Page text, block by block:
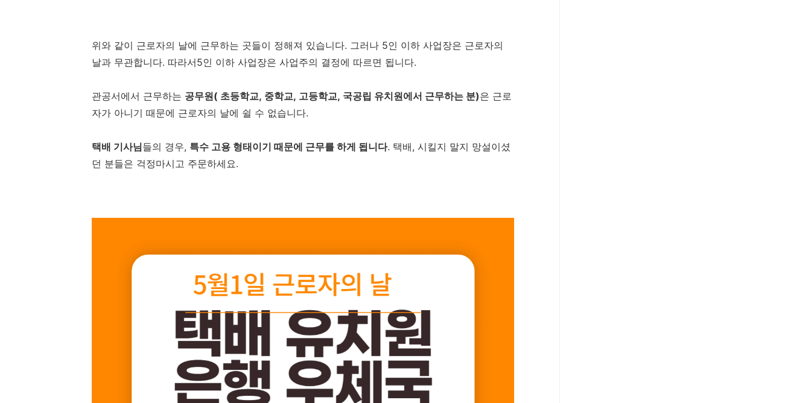
위와 같이 근로자의 날에 근무하는 곳들이 정해져 있습니다. 그러나 5인 이하 사업장은 근로자의
날과 무관합니다. 따라서5인 이하 사업장은 사업주의 결정에 따르면 됩니다.
관공서에서 근무하는 공무원( 초등학교, 중학교, 고등학교, 국공립 유치원에서 근무하는 분)은 근로
자가 아니기 때문에 근로자의 날에 쉴 수 없습니다.
택배 기사님들의 경우, 특수 고용 형태이기 때문에 근무를 하게 됩니다. 택배, 시킬지 말지 망설이셨
던 분들은 걱정마시고 주문하세요.